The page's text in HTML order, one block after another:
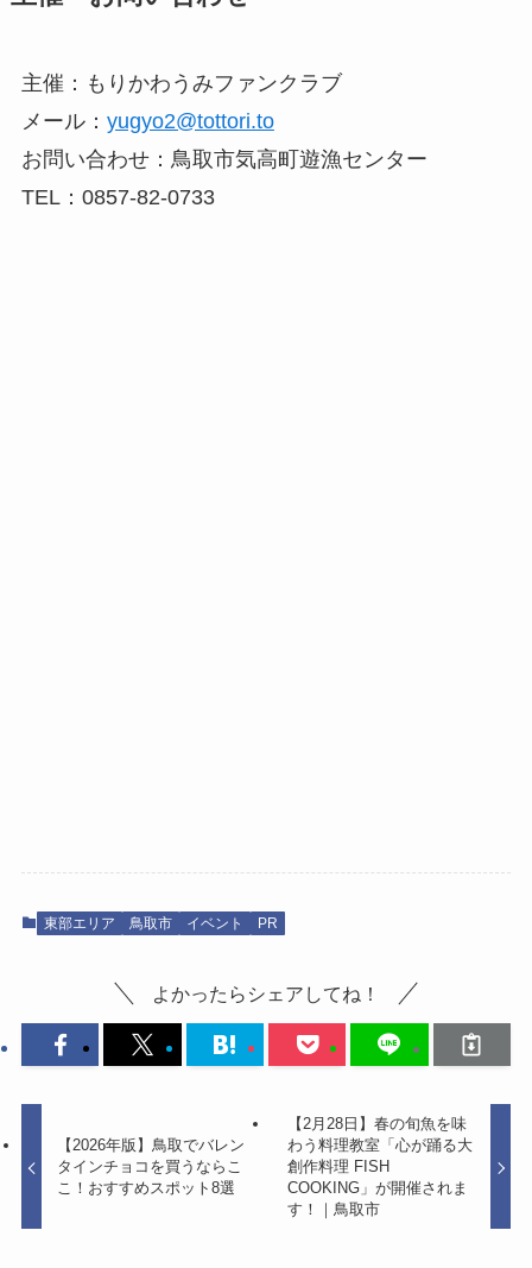
主催：もりかわうみファンクラブ
メール： yugyo2@tottori.to
お問い合わせ：鳥取市気高町遊漁センター
TEL：0857-82-0733
東部エリア 鳥取市 イベント PR
よかったらシェアしてね！
【2026年版】鳥取でバレン
タインチョコを買うならこ
こ！おすすめスポット8選
【2月28日】春の旬魚を味
わう料理教室「心が踊る大
創作料理 FISH
COOKING」が開催されま
す！｜鳥取市